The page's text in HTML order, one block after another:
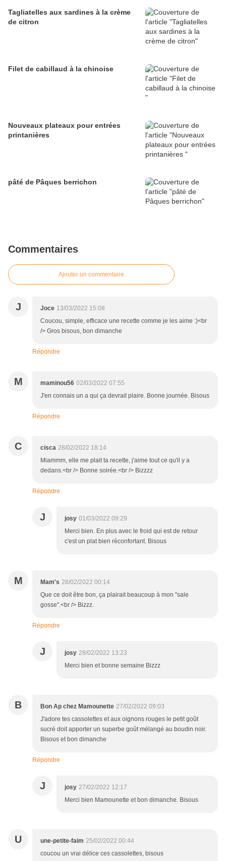
Tagliatelles aux sardines à la crème
de citron
Filet de cabillaud à la chinoise
Nouveaux plateaux pour entrées
printanières
pâté de Pâques berrichon
Commentaires
Ajouter un commentaire
J Joce 13/03/2022 15:08
Coucou, simple, efficace une recette comme je les aime :)<br
/> Gros bisous, bon dimanche
Répondre
M maminou56 02/03/2022 07:55
J'en connais un a qui ça devrait plaire. Bonne journée. Bisous
Répondre
C cisca 28/02/2022 18:14
Miammm, elle me plait ta recette, j'aime tout ce qu'il y a
dedans.<br /> Bonne soirée.<br /> Bizzzz
Répondre
J josy 01/03/2022 09:29
Merci bien. En plus avec le froid qui est de retour
c'est un plat bien réconfortant. Bisous
M Mam's 28/02/2022 00:14
Que ce doit être bon, ça plairait beaucoup à mon "sale
gosse".<br /> Bizzz.
Répondre
J josy 28/02/2022 13:23
Merci bien et bonne semaine Bizzz
B Bon Ap chez Mamounette 27/02/2022 09:03
J'adore tes cassolettes et aux oignons rouges le petit goût
sucré doit apporter un superbe goût mélangé au boudin noir.
Bisous et bon dimanche
Répondre
J josy 27/02/2022 12:17
Merci bien Mamounette et bon dimanche. Bisous
U une-petite-faim 25/02/2022 00:44
coucou un vrai délice ces cassolettes, bisous